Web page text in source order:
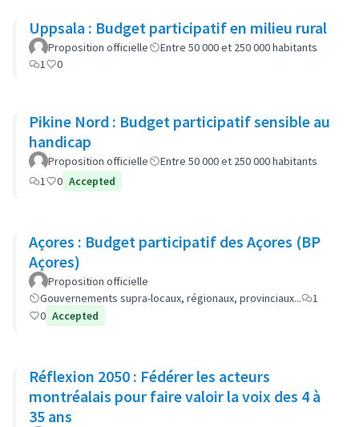
Uppsala : Budget participatif en milieu rural
Proposition officielle
Entre 50 000 et 250 000 habitants
1
0
Pikine Nord : Budget participatif sensible au
handicap
Proposition officielle
Entre 50 000 et 250 000 habitants
1
0 Accepted
Açores : Budget participatif des Açores (BP
Açores)
Proposition officielle
Gouvernements supra-locaux, régionaux, provinciaux...
1
0 Accepted
Réflexion 2050 : Fédérer les acteurs
montréalais pour faire valoir la voix des 4 à
35 ans